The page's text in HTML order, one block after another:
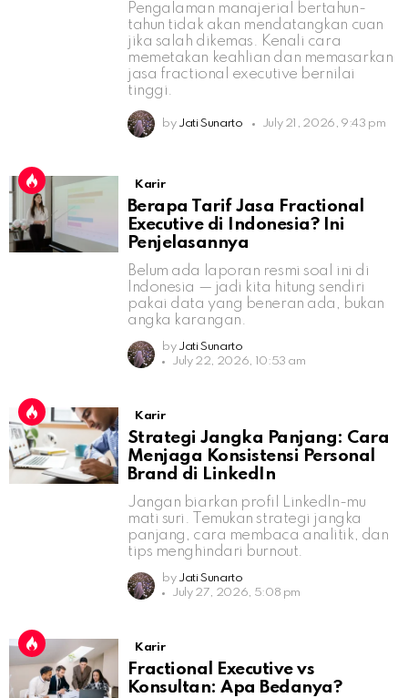
Pengalaman manajerial bertahun-
tahun tidak akan mendatangkan cuan
jika salah dikemas. Kenali cara
memetakan keahlian dan memasarkan
jasa fractional executive bernilai
tinggi.
by Jati Sunarto July 21, 2026, 9:43 pm
Karir
Berapa Tarif Jasa Fractional
Executive di Indonesia? Ini
Penjelasannya
Belum ada laporan resmi soal ini di
Indonesia — jadi kita hitung sendiri
pakai data yang beneran ada, bukan
angka karangan.
by Jati Sunarto
July 22, 2026, 10:53 am
Karir
Strategi Jangka Panjang: Cara
Menjaga Konsistensi Personal
Brand di LinkedIn
Jangan biarkan profil LinkedIn-mu
mati suri. Temukan strategi jangka
panjang, cara membaca analitik, dan
tips menghindari burnout.
by Jati Sunarto
July 27, 2026, 5:08 pm
Karir
Fractional Executive vs
Konsultan: Apa Bedanya?